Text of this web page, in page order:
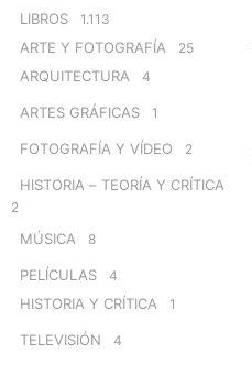
LIBROS 1.113
ARTE Y FOTOGRAFÍA 25
ARQUITECTURA 4
ARTES GRÁFICAS 1
FOTOGRAFÍA Y VÍDEO 2
HISTORIA – TEORÍA Y CRÍTICA
2
MÚSICA 8
PELÍCULAS 4
HISTORIA Y CRÍTICA 1
TELEVISIÓN 4